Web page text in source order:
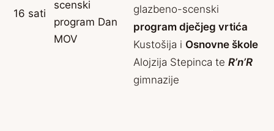
16 sati
scenski
program Dan
MOV
glazbeno-scenski
program dječjeg vrtića
Kustošija i Osnovne škole
Alojzija Stepinca te R’n’R
gimnazije